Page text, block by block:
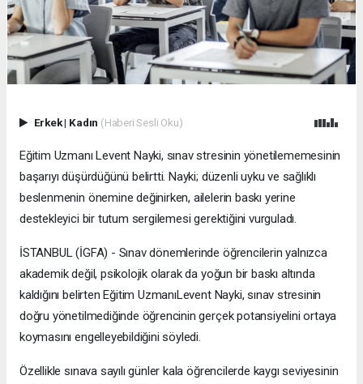
Erkek| Kadın (Haberi Sesli Oku)
Eğitim Uzmanı Levent Nayki, sınav stresinin yönetilememesinin
başarıyı düşürdüğünü belirtti. Nayki; düzenli uyku ve sağlıklı
beslenmenin önemine değinirken, ailelerin baskı yerine
destekleyici bir tutum sergilemesi gerektiğini vurguladı.
İSTANBUL (İGFA) - Sınav dönemlerinde öğrencilerin yalnızca
akademik değil, psikolojik olarak da yoğun bir baskı altında
kaldığını belirten Eğitim UzmanıLevent Nayki, sınav stresinin
doğru yönetilmediğinde öğrencinin gerçek potansiyelini ortaya
koymasını engelleyebildiğini söyledi.
Özellikle sınava sayılı günler kala öğrencilerde kaygı seviyesinin